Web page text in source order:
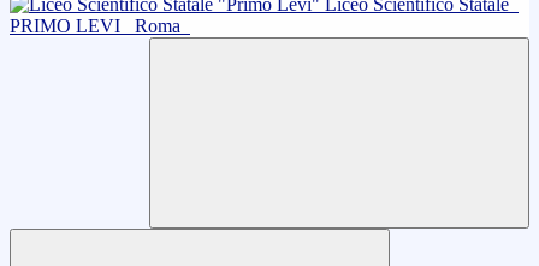
Liceo Scientifico Statale
PRIMO LEVI
Roma